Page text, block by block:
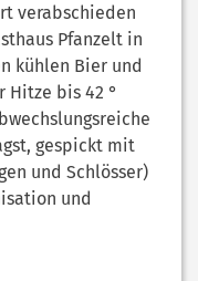
verabschieden
Pfanzelt in
kühlen Bier und
Hitze bis 42 °
gespickt mit
und Schlösser)
und